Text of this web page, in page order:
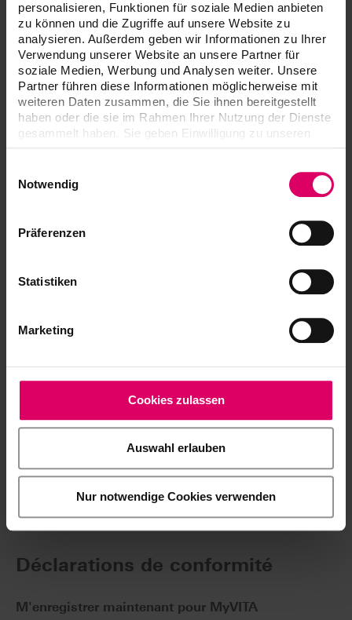
personalisieren, Funktionen für soziale Medien anbieten
zu können und die Zugriffe auf unsere Website zu
analysieren. Außerdem geben wir Informationen zu Ihrer
Verwendung unserer Website an unsere Partner für
soziale Medien, Werbung und Analysen weiter. Unsere
Partner führen diese Informationen möglicherweise mit
weiteren Daten zusammen, die Sie ihnen bereitgestellt
haben oder die sie im Rahmen Ihrer Nutzung der Dienste
gesammelt haben. Sie geben Einwilligung zu unseren
Notwendig
Präferenzen
Statistiken
Marketing
Cookies zulassen
Auswahl erlauben
Nur notwendige Cookies verwenden
Articles
Accessoires pour résine cosmétique
disponibles exclusivement sur notre plateforme
Accéder aux modes d'emploi
Risques généraux
Téléchargement convivial pour plusieurs documents
Téléchargez une archive ZIP contenant tous les fichiers
Sélectionner simplement les fichiers puis cliquer ici.
Télécharger le ZIP
Déclarations de conformité
M'enregistrer maintenant pour MyVITA